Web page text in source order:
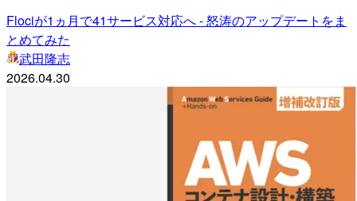
Flociが1ヵ月で41サービス対応へ - 怒涛のアップデートをま
とめてみた
武田隆志
2026.04.30